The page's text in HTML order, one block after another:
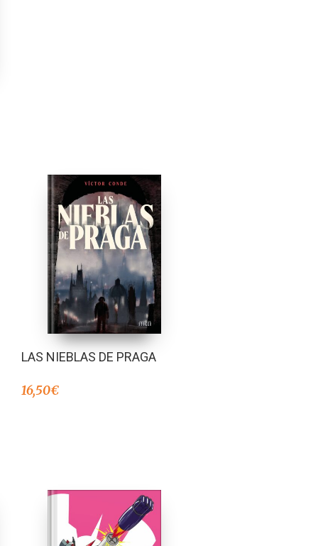
LAS NIEBLAS DE PRAGA
16,50€